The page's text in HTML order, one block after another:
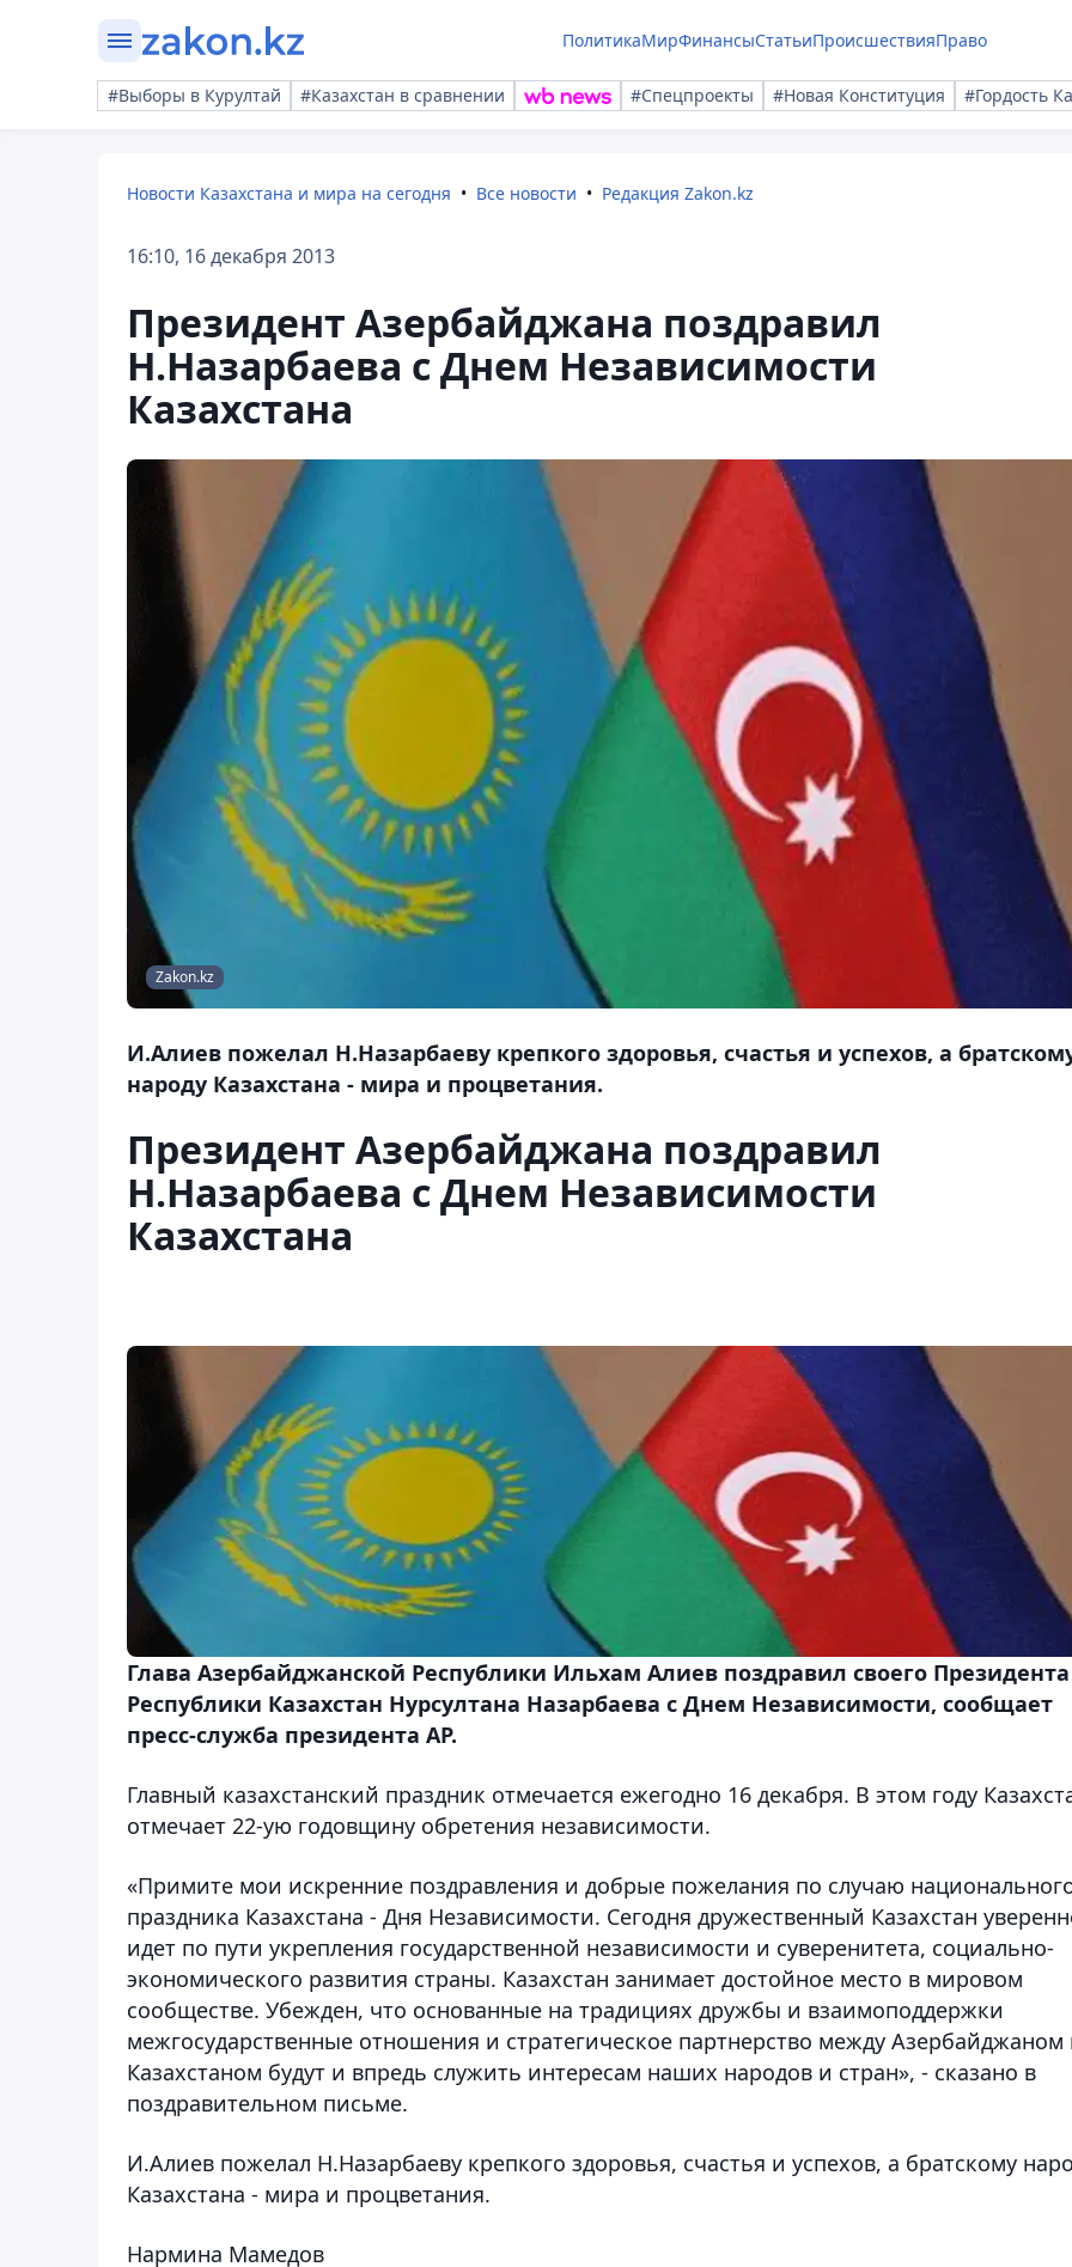
ПолитикаМирФинансыСтатьиПроисшествияПраво
#Выборы в Курултай #Казахстан в сравнении #Спецпроекты #Новая Конституция #Гордость
Новости Казахстана и мира на сегодня Все новости Редакция Zakon.kz
16:10, 16 декабря 2013
Президент Азербайджана поздравил
Н.Назарбаева с Днем Независимости
Казахстана
Zakon.kz
И.Алиев пожелал Н.Назарбаеву крепкого здоровья, счастья и успехов, а
народу Казахстана - мира и процветания.
Президент Азербайджана поздравил
Н.Назарбаева с Днем Независимости
Казахстана
Глава Азербайджанской Республики Ильхам Алиев поздравил своего Президента
Республики Казахстан Нурсултана Назарбаева с Днем Независимости, сообщает
пресс-служба президента АР.
Главный казахстанский праздник отмечается ежегодно 16 декабря. В этом году
отмечает 22-ую годовщину обретения независимости.
«Примите мои искренние поздравления и добрые пожелания по случаю
праздника Казахстана - Дня Независимости. Сегодня дружественный Казахстан
идет по пути укрепления государственной независимости и суверенитета, социально-
экономического развития страны. Казахстан занимает достойное место в мировом
сообществе. Убежден, что основанные на традициях дружбы и взаимоподдержки
межгосударственные отношения и стратегическое партнерство между Азербайджаном
Казахстаном будут и впредь служить интересам наших народов и стран», - сказано в
поздравительном письме.
И.Алиев пожелал Н.Назарбаеву крепкого здоровья, счастья и успехов, а братскому
Казахстана - мира и процветания.
Нармина Мамедов